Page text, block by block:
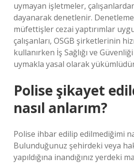
uymayan işletmeler,
dayanarak denetlenir.
müfettişler cezai yaptırımlar
çalışanları, OSGB şirketlerinin
kullanırken İş Sağlığı ve
uymakla yasal olarak
Polise şikayet
nasıl anlarım?
Polise ihbar edilip edilmediğimi
Bulunduğunuz şehirdeki veya
yapıldığına inandığınız yerdeki